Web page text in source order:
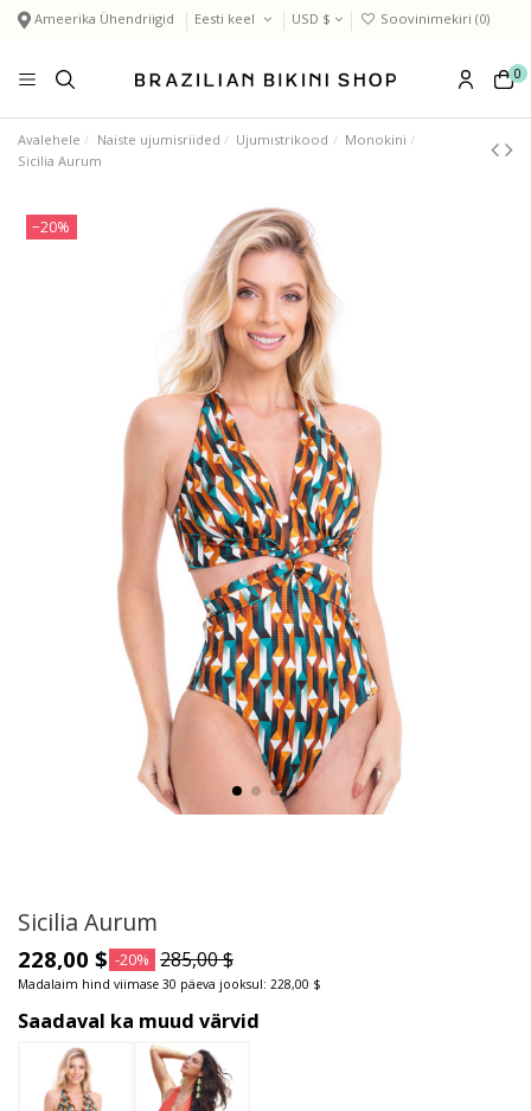
Ameerika Ühendriigid Eesti keel USD $ Soovinimekiri (0)
0
Avalehele Naiste ujumisriided Ujumistrikood
Monokini
Sicilia Aurum
−20%
Sicilia Aurum
228,00 $ -20% 285,00 $
Madalaim hind viimase 30 päeva jooksul: 228,00 $
Saadaval ka muud värvid